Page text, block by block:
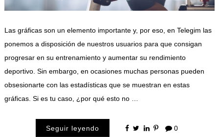
Las gráficas son un elemento importante y, por eso, en Telegim las
ponemos a disposición de nuestros usuarios para que consigan
progresar en su entrenamiento y aumentar su rendimiento
deportivo. Sin embargo, en ocasiones muchas personas pueden
obsesionarte con las estadísticas que se muestran en estas
gráficas. Si es tu caso, ¿por qué esto no …
Seguir leyendo 0